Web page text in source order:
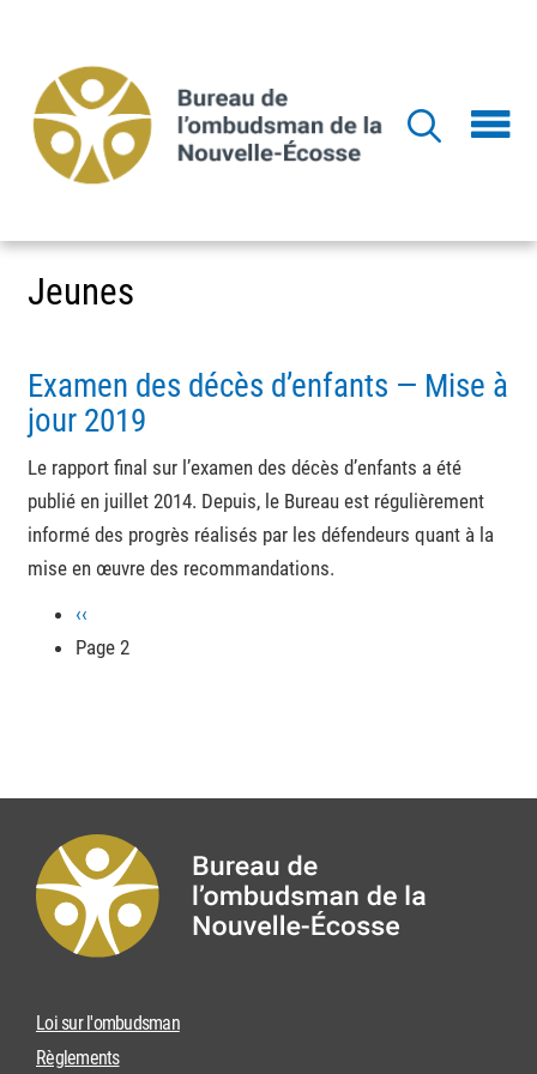
contenu
principal
Jeunes
Examen des décès d’enfants — Mise à
jour 2019
Le rapport final sur l’examen des décès d’enfants a été
publié en juillet 2014. Depuis, le Bureau est régulièrement
informé des progrès réalisés par les défendeurs quant à la
mise en œuvre des recommandations.
Pagination
Page
précédente
‹‹
Page 2
Loi sur l'ombudsman
Règlements